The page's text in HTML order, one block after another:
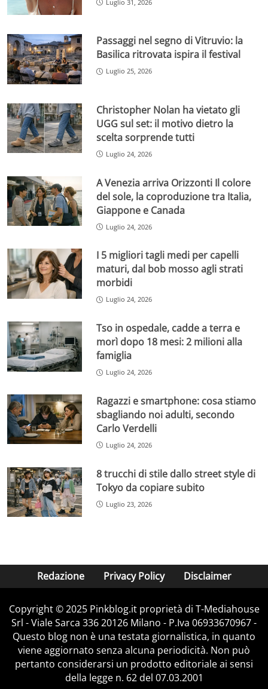
Luglio 31, 2026
Passaggi nel segno di Vitruvio: la
Basilica ritrovata ispira il festival
Luglio 25, 2026
Christopher Nolan ha vietato gli
UGG sul set: il motivo dietro la
scelta sorprende tutti
Luglio 24, 2026
A Venezia arriva Orizzonti Il colore
del sole, la coproduzione tra Italia,
Giappone e Canada
Luglio 24, 2026
I 5 migliori tagli medi per capelli
maturi, dal bob mosso agli strati
morbidi
Luglio 24, 2026
Tso in ospedale, cadde a terra e
morì dopo 18 mesi: 2 milioni alla
famiglia
Luglio 24, 2026
Ragazzi e smartphone: cosa stiamo
sbagliando noi adulti, secondo
Carlo Verdelli
Luglio 24, 2026
8 trucchi di stile dallo street style di
Tokyo da copiare subito
Luglio 23, 2026
Redazione Privacy Policy Disclaimer
Copyright © 2025 Pinkblog.it proprietà di T-Mediahouse
Srl - Viale Sarca 336 20126 Milano - P.Iva 06933670967 -
Questo blog non è una testata giornalistica, in quanto
viene aggiornato senza alcuna periodicità. Non può
pertanto considerarsi un prodotto editoriale ai sensi
della legge n. 62 del 07.03.2001